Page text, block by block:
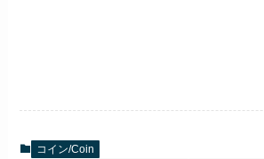
コイン/Coin